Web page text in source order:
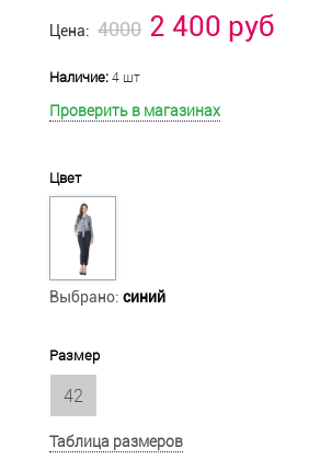
Цена: 4000 2 400 руб
Наличие:4 шт
Проверить в магазинах
Цвет
Выбрано: синий
Размер
42
Таблица размеров